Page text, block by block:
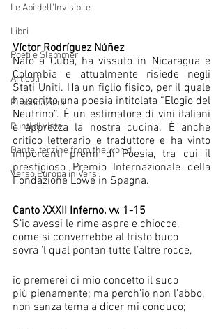
Le Api dell'Invisibile
Libri
Poeti e Slammer
Articoli
Pubblicazioni
Punti di vista
Dante, terzine from the world
Verso Europa in Versi
Víctor Rodríguez Núñez
Nato a Cuba, ha vissuto in Nicaragua e
Colombia e attualmente risiede negli
Stati Uniti. Ha un figlio fisico, per il quale
ha scritto una poesia intitolata “Elogio del
Neutrino”. È un estimatore di vini italiani
e apprezza la nostra cucina. È anche
critico letterario e traduttore e ha vinto
importanti premi di Poesia, tra cui il
prestigioso Premio Internazionale della
Fondazione Lowe in Spagna.
Canto XXXII Inferno, vv. 1-15
S’io avessi le rime aspre e chiocce,
come si converrebbe al tristo buco
io premerei di mio concetto il suco
più pienamente; ma perch’io non l’abbo,
non sanza tema a dicer mi conduco;